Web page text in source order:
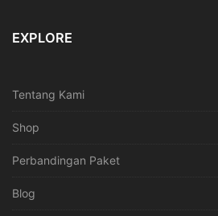
EXPLORE
Tentang Kami
Shop
Perbandingan Paket
Blog